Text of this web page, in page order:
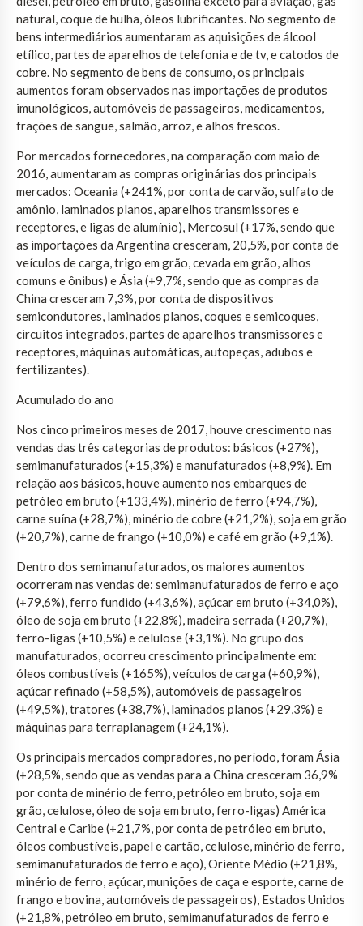
natural, coque de hulha, óleos lubrificantes. No segmento de
bens intermediários aumentaram as aquisições de álcool
etílico, partes de aparelhos de telefonia e de tv, e catodos de
cobre. No segmento de bens de consumo, os principais
aumentos foram observados nas importações de produtos
imunológicos, automóveis de passageiros, medicamentos,
frações de sangue, salmão, arroz, e alhos frescos.
Por mercados fornecedores, na comparação com maio de
2016, aumentaram as compras originárias dos principais
mercados: Oceania (+241%, por conta de carvão, sulfato de
amônio, laminados planos, aparelhos transmissores e
receptores, e ligas de alumínio), Mercosul (+17%, sendo que
as importações da Argentina cresceram, 20,5%, por conta de
veículos de carga, trigo em grão, cevada em grão, alhos
comuns e ônibus) e Ásia (+9,7%, sendo que as compras da
China cresceram 7,3%, por conta de dispositivos
semicondutores, laminados planos, coques e semicoques,
circuitos integrados, partes de aparelhos transmissores e
receptores, máquinas automáticas, autopeças, adubos e
fertilizantes).
Acumulado do ano
Nos cinco primeiros meses de 2017, houve crescimento nas
vendas das três categorias de produtos: básicos (+27%),
semimanufaturados (+15,3%) e manufaturados (+8,9%). Em
relação aos básicos, houve aumento nos embarques de
petróleo em bruto (+133,4%), minério de ferro (+94,7%),
carne suína (+28,7%), minério de cobre (+21,2%), soja em grão
(+20,7%), carne de frango (+10,0%) e café em grão (+9,1%).
Dentro dos semimanufaturados, os maiores aumentos
ocorreram nas vendas de: semimanufaturados de ferro e aço
(+79,6%), ferro fundido (+43,6%), açúcar em bruto (+34,0%),
óleo de soja em bruto (+22,8%), madeira serrada (+20,7%),
ferro-ligas (+10,5%) e celulose (+3,1%). No grupo dos
manufaturados, ocorreu crescimento principalmente em:
óleos combustíveis (+165%), veículos de carga (+60,9%),
açúcar refinado (+58,5%), automóveis de passageiros
(+49,5%), tratores (+38,7%), laminados planos (+29,3%) e
máquinas para terraplanagem (+24,1%).
Os principais mercados compradores, no período, foram Ásia
(+28,5%, sendo que as vendas para a China cresceram 36,9%
por conta de minério de ferro, petróleo em bruto, soja em
grão, celulose, óleo de soja em bruto, ferro-ligas) América
Central e Caribe (+21,7%, por conta de petróleo em bruto,
óleos combustíveis, papel e cartão, celulose, minério de ferro,
semimanufaturados de ferro e aço), Oriente Médio (+21,8%,
minério de ferro, açúcar, munições de caça e esporte, carne de
frango e bovina, automóveis de passageiros), Estados Unidos
(+21,8%, petróleo em bruto, semimanufaturados de ferro e